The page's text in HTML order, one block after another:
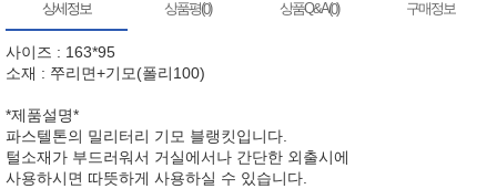
상세정보 상품평(0) 상품Q&A(0) 구매정보
사이즈 : 163*95
소재 : 쭈리면+기모(폴리100)
*제품설명*
파스텔톤의 밀리터리 기모 블랭킷입니다.
털소재가 부드러워서 거실에서나 간단한 외출시에
사용하시면 따뜻하게 사용하실 수 있습니다.